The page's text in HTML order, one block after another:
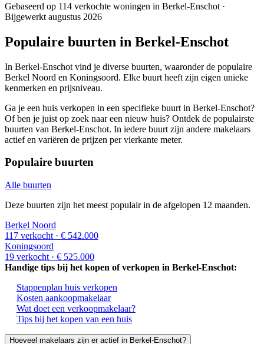
Gebaseerd op 114 verkochte woningen in Berkel-Enschot ·
Bijgewerkt augustus 2026
Populaire buurten in Berkel-Enschot
In Berkel-Enschot vind je diverse buurten, waaronder de populaire
Berkel Noord en Koningsoord. Elke buurt heeft zijn eigen unieke
kenmerken en prijsniveau.
Ga je een huis verkopen in een specifieke buurt in Berkel-Enschot?
Of ben je juist op zoek naar een nieuw huis? Ontdek de populairste
buurten van Berkel-Enschot. In iedere buurt zijn andere makelaars
actief en variëren de prijzen per vierkante meter.
Populaire buurten
Alle buurten
Deze buurten zijn het meest populair in de afgelopen 12 maanden.
Berkel Noord
117 verkocht · € 542.000
Koningsoord
19 verkocht · € 525.000
Handige tips bij het kopen of verkopen in Berkel-Enschot:
Stappenplan huis verkopen
Kosten aankoopmakelaar
Wat doet een verkoopmakelaar?
Tips bij het kopen van een huis
Hoeveel makelaars zijn er actief in Berkel-Enschot?